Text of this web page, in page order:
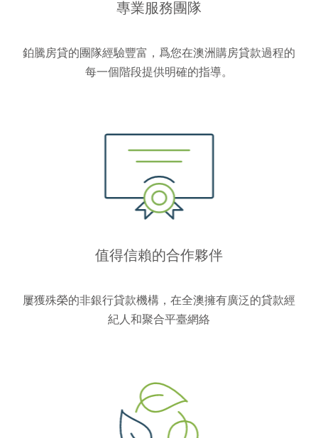
專業服務團隊
鉑騰房貸的團隊經驗豐富，爲您在澳洲購房貸款過程的
每一個階段提供明確的指導。
值得信賴的合作夥伴
屢獲殊榮的非銀行貸款機構，在全澳擁有廣泛的貸款經
紀人和聚合平臺網絡